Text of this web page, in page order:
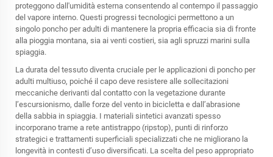
proteggono dall'umidità esterna consentendo al contempo il passaggio
del vapore interno. Questi progressi tecnologici permettono a un
singolo poncho per adulti di mantenere la propria efficacia sia di fronte
alla pioggia montana, sia ai venti costieri, sia agli spruzzi marini sulla
spiaggia.
La durata del tessuto diventa cruciale per le applicazioni di poncho per
adulti multiuso, poiché il capo deve resistere alle sollecitazioni
meccaniche derivanti dal contatto con la vegetazione durante
l’escursionismo, dalle forze del vento in bicicletta e dall’abrasione
della sabbia in spiaggia. I materiali sintetici avanzati spesso
incorporano trame a rete antistrappo (ripstop), punti di rinforzo
strategici e trattamenti superficiali specializzati che ne migliorano la
longevità in contesti d’uso diversificati. La scelta del peso appropriato